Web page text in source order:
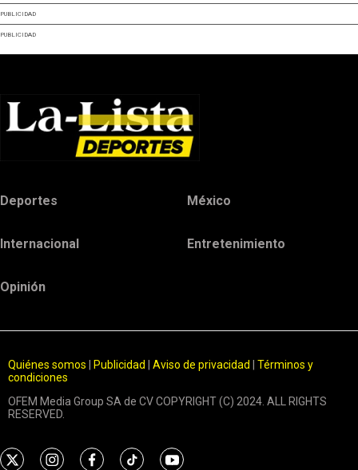
PUBLICIDAD
PUBLICIDAD
Deportes México
Internacional Entretenimiento
Opinión
Quiénes somos Publicidad Aviso de privacidad
Términos y
condiciones
OFEM Media Group SA de CV COPYRIGHT (C) 2024. ALL RIGHTS
RESERVED.